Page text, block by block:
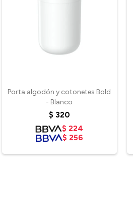
Porta algodón y cotonetes Bold
- Blanco
$ 320
$ 224
$ 256